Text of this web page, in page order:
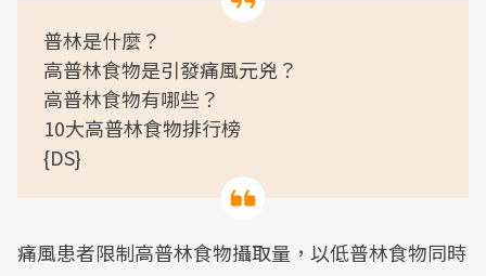
普林是什麼？
高普林食物是引發痛風元兇？
高普林食物有哪些？
10大高普林食物排行榜
{DS}
痛風患者限制高普林食物攝取量，以低普林食物同時